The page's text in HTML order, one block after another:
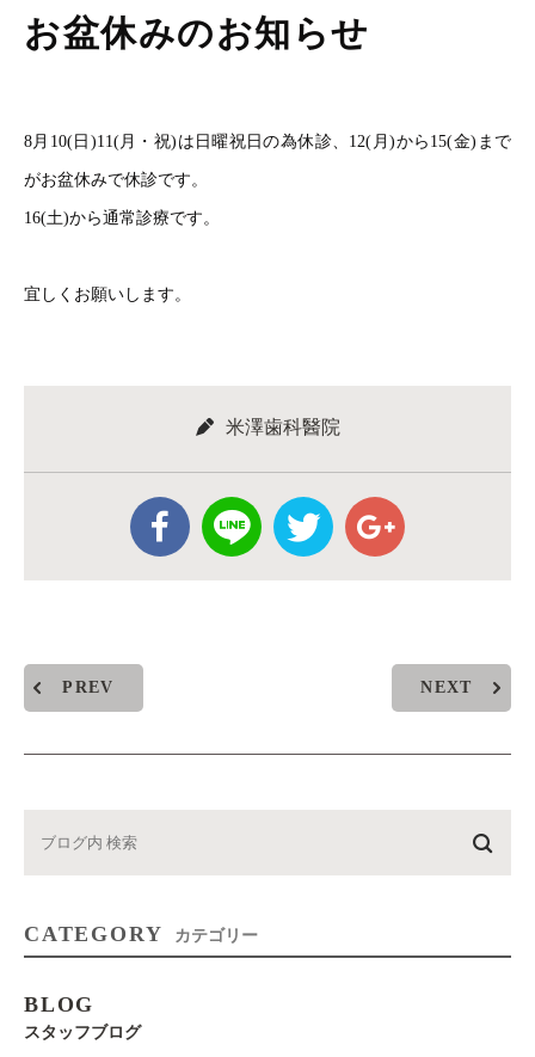
お盆休みのお知らせ
8月10(日)11(月・祝)は日曜祝日の為休診、12(月)から15(金)まで
がお盆休みで休診です。
16(土)から通常診療です。
宜しくお願いします。
米澤歯科醫院
PREV NEXT
CATEGORY カテゴリー
BLOG
スタッフブログ